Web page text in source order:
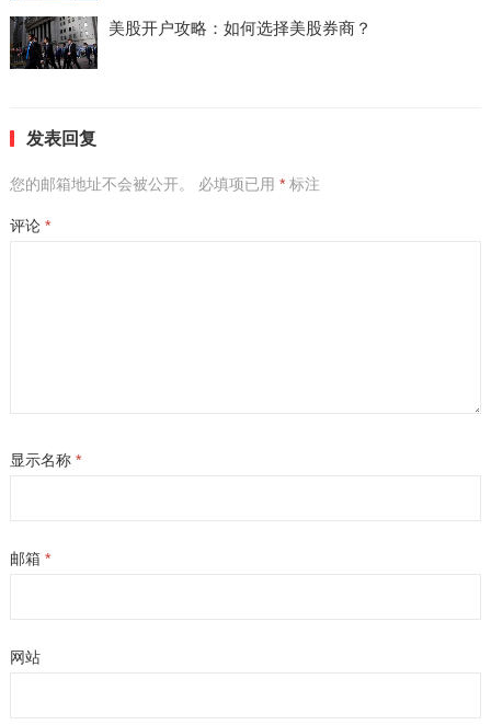
美股开户攻略：如何选择美股券商？
发表回复
您的邮箱地址不会被公开。 必填项已用 *标注
评论 *
显示名称 *
邮箱 *
网站